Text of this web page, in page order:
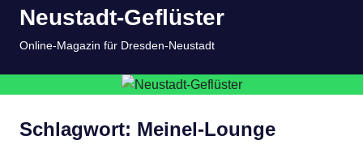
InhaltNeustadt-Geflüster
Online-Magazin für Dresden-Neustadt
Schlagwort: Meinel-Lounge